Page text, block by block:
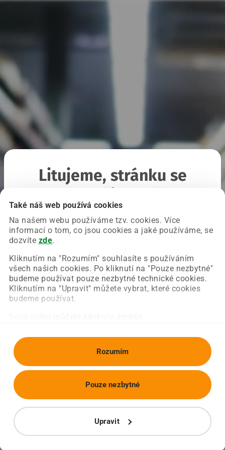
Také náš web používá cookies
Na našem webu používáme tzv. cookies. Více
informací o tom, co jsou cookies a jaké používáme, se
dozvíte zde.
Kliknutím na "Rozumím" souhlasíte s používáním
všech našich cookies. Po kliknutí na "Pouze nezbytné"
budeme používat pouze nezbytné technické cookies.
Kliknutím na "Upravit" můžete vybrat, které cookies
budeme používat.
Rozumím
Upravit
Pouze nezbytné
Litujeme, stránku se
Chyba nastala na naší straně a už ji opravujeme.
Zkuste prosím znovu načíst požadovanou stránku.
Obnovit stránku Úvodní strana